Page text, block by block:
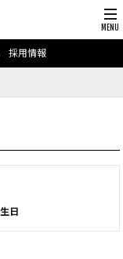
採用情報
日